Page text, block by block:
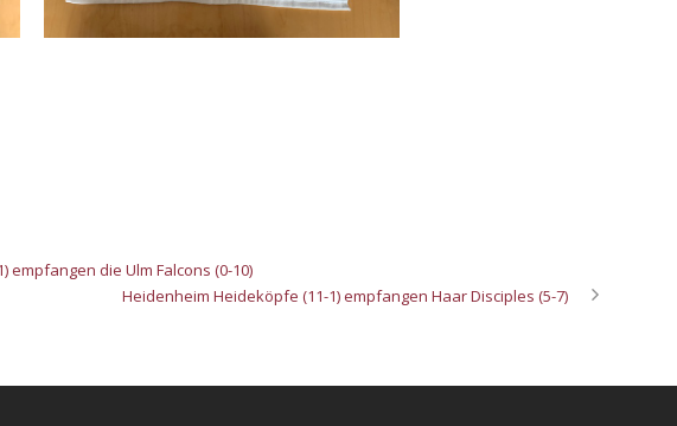
empfangen die Ulm Falcons (0-10)
Heidenheim Heideköpfe (11-1) empfangen Haar Disciples (5-7)